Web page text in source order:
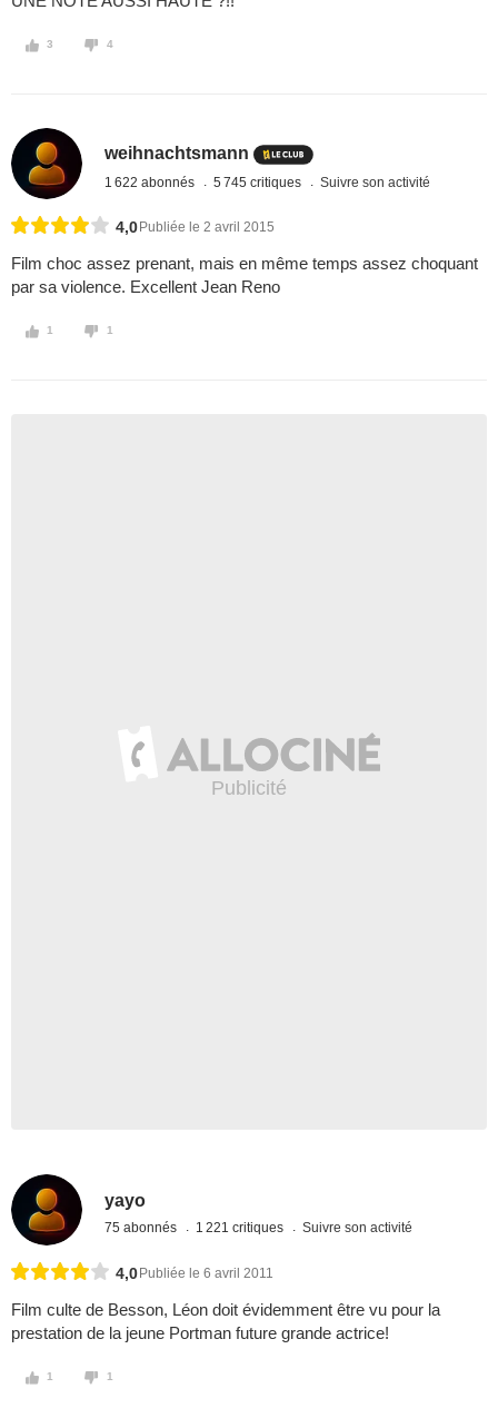
3 4
weihnachtsmann
1 622 abonnés 5 745 critiques Suivre son activité
4,0 Publiée le 2 avril 2015
Film choc assez prenant, mais en même temps assez choquant
par sa violence. Excellent Jean Reno
1 1
yayo
75 abonnés 1 221 critiques Suivre son activité
4,0 Publiée le 6 avril 2011
Film culte de Besson, Léon doit évidemment être vu pour la
prestation de la jeune Portman future grande actrice!
1 1